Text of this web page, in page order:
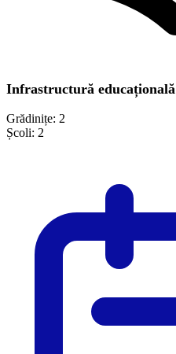
Infrastructură educațională
Grădinițe: 2
Școli: 2